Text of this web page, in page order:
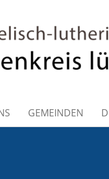
GEMEINDEN